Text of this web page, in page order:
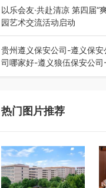
考生可选择的省内工科、新
以乐会友·共赴清凉 第四届“
园艺术交流活动启动
七月的贵阳，清风送爽，第
声”校园管弦乐（合唱）艺
贵州遵义保安公司-遵义保
司哪家好-遵义狼伍保安公
热门图片推荐